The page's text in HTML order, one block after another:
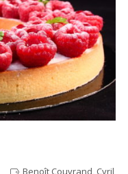
Benoît Couvrand Cyril